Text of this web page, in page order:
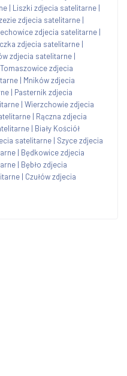
| Liszki zdjecia satelitarne |
zdjecia satelitarne |
zdjecia satelitarne |
zdjecia satelitarne |
zdjecia satelitarne |
Tomaszowice zdjecia
| Mników zdjecia
| Pasternik zdjecia
| Wierzchowie zdjecia
| Rączna zdjecia
| Biały Kościół
satelitarne | Szyce zdjecia
| Będkowice zdjecia
| Bębło zdjecia
| Czułów zdjecia